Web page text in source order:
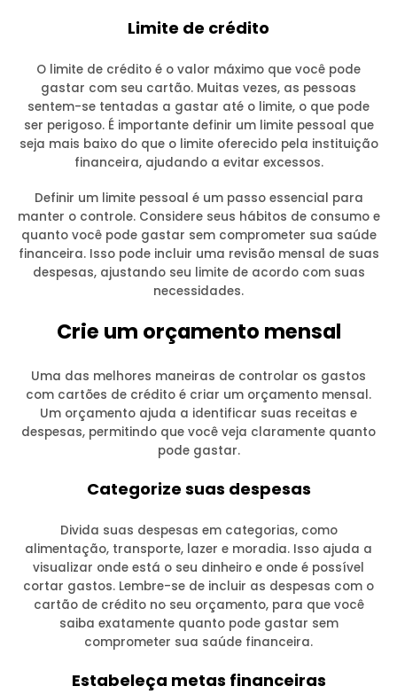
Limite de crédito
O limite de crédito é o valor máximo que você pode
gastar com seu cartão. Muitas vezes, as pessoas
sentem-se tentadas a gastar até o limite, o que pode
ser perigoso. É importante definir um limite pessoal que
seja mais baixo do que o limite oferecido pela instituição
financeira, ajudando a evitar excessos.
Definir um limite pessoal é um passo essencial para
manter o controle. Considere seus hábitos de consumo e
quanto você pode gastar sem comprometer sua saúde
financeira. Isso pode incluir uma revisão mensal de suas
despesas, ajustando seu limite de acordo com suas
necessidades.
Crie um orçamento mensal
Uma das melhores maneiras de controlar os gastos
com cartões de crédito é criar um orçamento mensal.
Um orçamento ajuda a identificar suas receitas e
despesas, permitindo que você veja claramente quanto
pode gastar.
Categorize suas despesas
Divida suas despesas em categorias, como
alimentação, transporte, lazer e moradia. Isso ajuda a
visualizar onde está o seu dinheiro e onde é possível
cortar gastos. Lembre-se de incluir as despesas com o
cartão de crédito no seu orçamento, para que você
saiba exatamente quanto pode gastar sem
comprometer sua saúde financeira.
Estabeleça metas financeiras